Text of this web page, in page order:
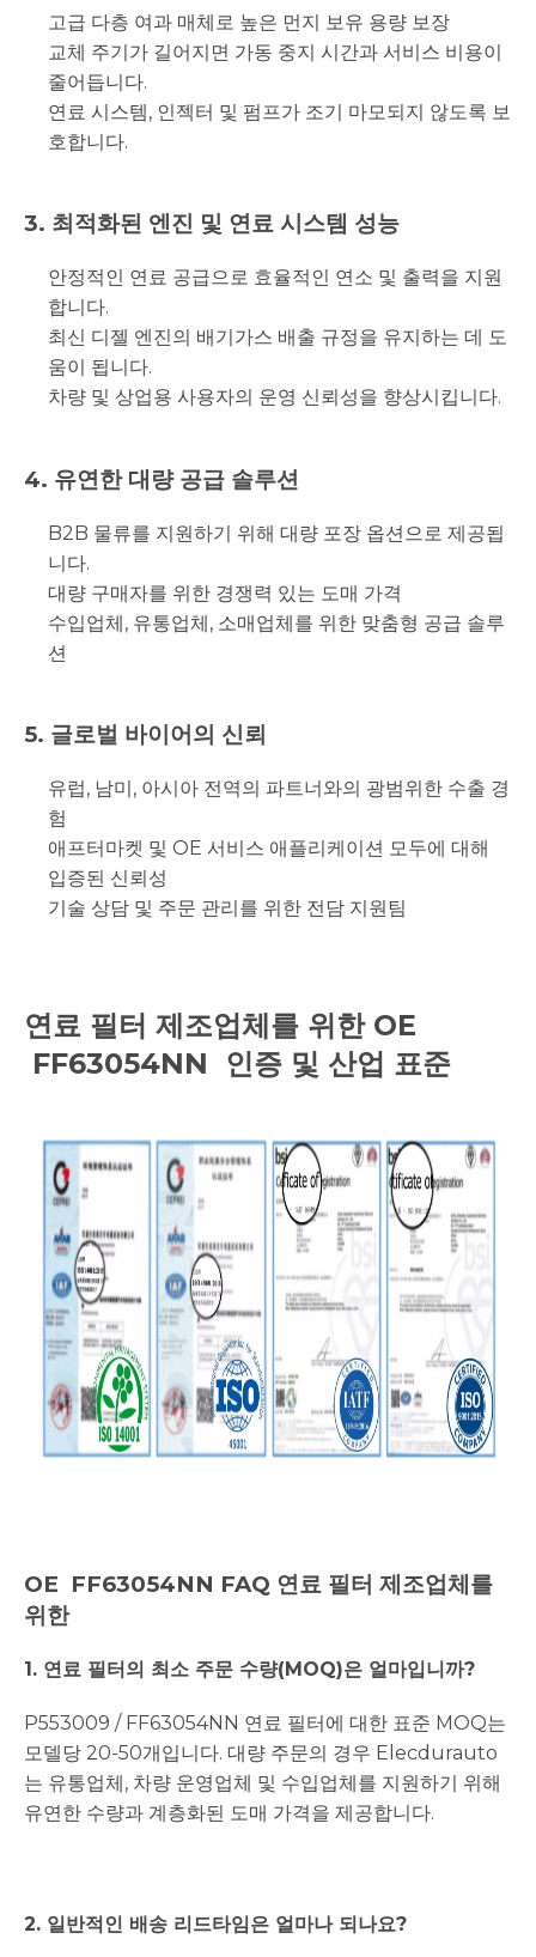
고급 다층 여과 매체로 높은 먼지 보유 용량 보장
교체 주기가 길어지면 가동 중지 시간과 서비스 비용이
줄어듭니다.
연료 시스템, 인젝터 및 펌프가 조기 마모되지 않도록 보
호합니다.
3. 최적화된 엔진 및 연료 시스템 성능
안정적인 연료 공급으로 효율적인 연소 및 출력을 지원
합니다.
최신 디젤 엔진의 배기가스 배출 규정을 유지하는 데 도
움이 됩니다.
차량 및 상업용 사용자의 운영 신뢰성을 향상시킵니다.
4. 유연한 대량 공급 솔루션
B2B 물류를 지원하기 위해 대량 포장 옵션으로 제공됩
니다.
대량 구매자를 위한 경쟁력 있는 도매 가격
수입업체, 유통업체, 소매업체를 위한 맞춤형 공급 솔루
션
5. 글로벌 바이어의 신뢰
유럽, 남미, 아시아 전역의 파트너와의 광범위한 수출 경
험
애프터마켓 및 OE 서비스 애플리케이션 모두에 대해
입증된 신뢰성
기술 상담 및 주문 관리를 위한 전담 지원팀
연료 필터 제조업체를 위한 OE
FF63054NN
인증 및 산업 표준
OE FF63054NN FAQ 연료 필터 제조업체를
위한
1. 연료 필터의 최소 주문 수량(MOQ)은 얼마입니까?
P553009 / FF63054NN 연료 필터에 대한 표준 MOQ는
모델당 20-50개입니다. 대량 주문의 경우 Elecdurauto
는 유통업체, 차량 운영업체 및 수입업체를 지원하기 위해
유연한 수량과 계층화된 도매 가격을 제공합니다.
2. 일반적인 배송 리드타임은 얼마나 되나요?